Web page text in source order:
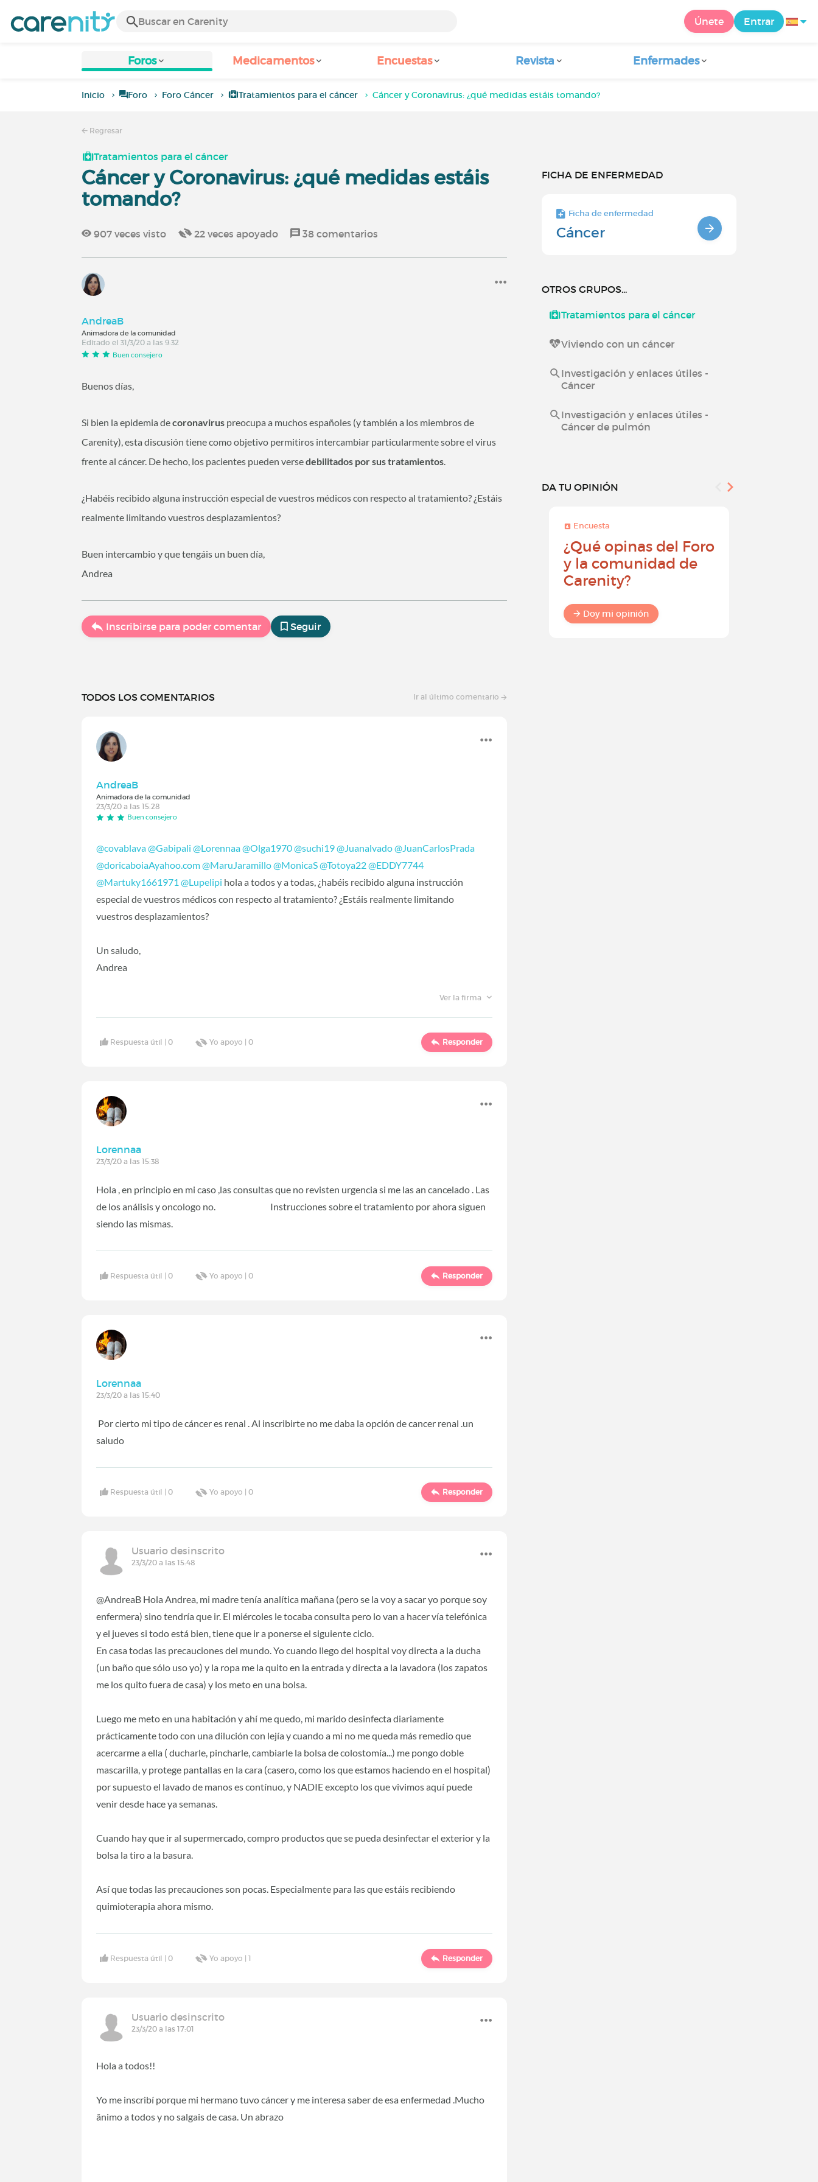
Únete Entrar
Foros Medicamentos Encuestas Revista Enfermades
Inicio Foro Foro Cáncer Tratamientos para el cáncer Cáncer y Coronavirus: ¿qué medidas estáis tomando?
Regresar
Tratamientos para el cáncer
Cáncer y Coronavirus: ¿qué medidas estáis
tomando?
907 veces visto 22 veces apoyado 38 comentarios
AndreaB
Animadora de la comunidad
Editado el 31/3/20 a las 9:32
Buen consejero
Buenos días,
Si bien la epidemia decoronavirus preocupa a muchos españoles (y también a los miembros de
Carenity), esta discusión tiene como objetivo permitiros intercambiar particularmente sobre el virus
frente al cáncer. De hecho, los pacientes pueden versedebilitados por sus tratamientos.
¿Habéis recibido alguna instrucción especial de vuestros médicos con respecto al tratamiento? ¿Estáis
realmente limitando vuestros desplazamientos?
Buen intercambio y que tengáis un buen día,
Andrea
Inscribirse para poder comentar Seguir
TODOS LOS COMENTARIOS Ir al último comentario
AndreaB
Animadora de la comunidad
23/3/20 a las 15:28
Buen consejero
@covablava‍@Gabipali ‍@Lorennaa‍@Olga1970‍@suchi19‍@Juanalvado‍@JuanCarlosPrada
@doricaboiaAyahoo.com‍@MaruJaramillo‍@MonicaS‍@Totoya22‍@EDDY7744
@Martuky1661971 ‍@Lupelipi ‍ hola a todos y a todas, ¿habéis recibido alguna instrucción
especial de vuestros médicos con respecto al tratamiento? ¿Estáis realmente limitando
vuestros desplazamientos?
Un saludo,
Andrea
Ver la firma
Respuesta útil |0 Yo apoyo |0 Responder
Lorennaa
23/3/20 a las 15:38
Hola , en principio en mi caso ,las consultas que no revisten urgencia si me las an cancelado . Las
de los análisis y oncologo no. Instrucciones sobre el tratamiento por ahora siguen
siendo las mismas.
Respuesta útil |0 Yo apoyo |0 Responder
Lorennaa
23/3/20 a las 15:40
Por cierto mi tipo de cáncer es renal . Al inscribirte no me daba la opción de cancer renal .un
saludo
Respuesta útil |0 Yo apoyo |0 Responder
Usuario desinscrito
23/3/20 a las 15:48
@AndreaB Hola Andrea, mi madre tenía analítica mañana (pero se la voy a sacar yo porque soy
enfermera) sino tendría que ir. El miércoles le tocaba consulta pero lo van a hacer vía telefónica
y el jueves si todo está bien, tiene que ir a ponerse el siguiente ciclo.
En casa todas las precauciones del mundo. Yo cuando llego del hospital voy directa a la ducha
(un baño que sólo uso yo) y la ropa me la quito en la entrada y directa a la lavadora (los zapatos
me los quito fuera de casa) y los meto en una bolsa.
Luego me meto en una habitación y ahí me quedo, mi marido desinfecta diariamente
prácticamente todo con una dilución con lejía y cuando a mi no me queda más remedio que
acercarme a ella ( ducharle, pincharle, cambiarle la bolsa de colostomía...) me pongo doble
mascarilla, y protege pantallas en la cara (casero, como los que estamos haciendo en el hospital)
por supuesto el lavado de manos es contínuo, y NADIE excepto los que vivimos aquí puede
venir desde hace ya semanas.
Cuando hay que ir al supermercado, compro productos que se pueda desinfectar el exterior y la
bolsa la tiro a la basura.
Así que todas las precauciones son pocas. Especialmente para las que estáis recibiendo
quimioterapia ahora mismo.
Respuesta útil |0 Yo apoyo |1 Responder
Usuario desinscrito
23/3/20 a las 17:01
Hola a todos!!
Yo me inscribí porque mi hermano tuvo cáncer y me interesa saber de esa enfermedad .Mucho
ânimo a todos y no salgais de casa. Un abrazo
FICHA DE ENFERMEDAD
Ficha de enfermedad
Cáncer
OTROS GRUPOS...
Tratamientos para el cáncer
Viviendo con un cáncer
Investigación y enlaces útiles -
Cáncer
Investigación y enlaces útiles -
Cáncer de pulmón
DA TU OPINIÓN
Encuesta
¿Qué opinas del Foro
y la comunidad de
Carenity?
Doy mi opinión